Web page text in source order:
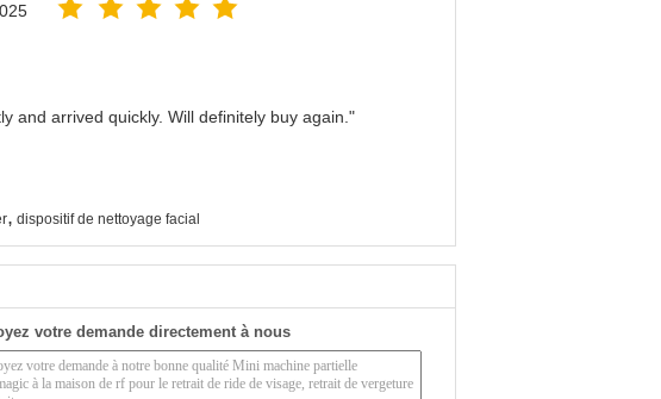
and arrived quickly. Will definitely buy again."
, dispositif de nettoyage facial
votre demande directement à nous